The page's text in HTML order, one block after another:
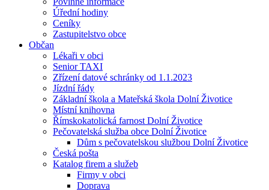
Úřední hodiny
Ceníky
Zastupitelstvo obce
Občan
Lékaři v obci
Senior TAXI
Zřízení datové schránky od 1.1.2023
Jízdní řády
Základní škola a Mateřská škola Dolní Životice
Místní knihovna
Římskokatolická farnost Dolní Životice
Pečovatelská služba obce Dolní Životice
Dům s pečovatelskou službou Dolní Životice
Česká pošta
Katalog firem a služeb
Firmy v obci
Doprava